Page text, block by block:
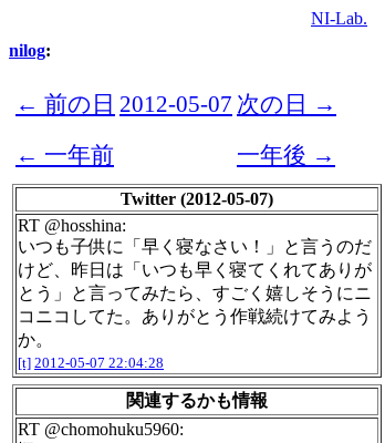
NI-Lab.
nilog:
← 前の日 2012-05-07 次の日 →
← 一年前
一年後 →
Twitter (2012-05-07)
RT @hosshina:
いつも子供に「早く寝なさい！」と言うのだ
けど、昨日は「いつも早く寝てくれてありが
とう」と言ってみたら、すごく嬉しそうにニ
コニコしてた。ありがとう作戦続けてみよう
か。
[t] 2012-05-07 22:04:28
関連するかも情報
RT @chomohuku5960: